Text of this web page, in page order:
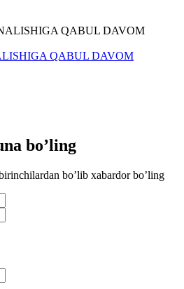
QABUL DAVOM
boʼling
boʼlib xabardor boʼling